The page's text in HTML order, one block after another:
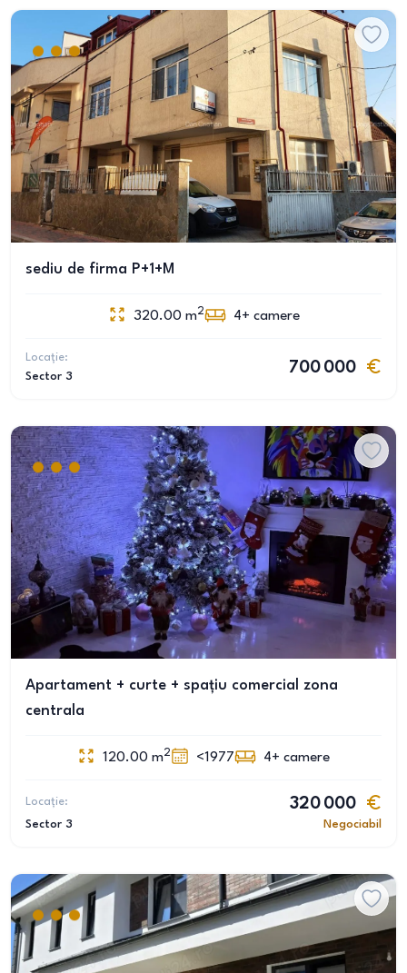
sediu de firma P+1+M
320.00 m2 4+ camere
Locație:
Sector 3
700 000
Apartament + curte + spațiu comercial zona
centrala
120.00 m2 <1977 4+ camere
Locație:
Sector 3
320 000
Negociabil